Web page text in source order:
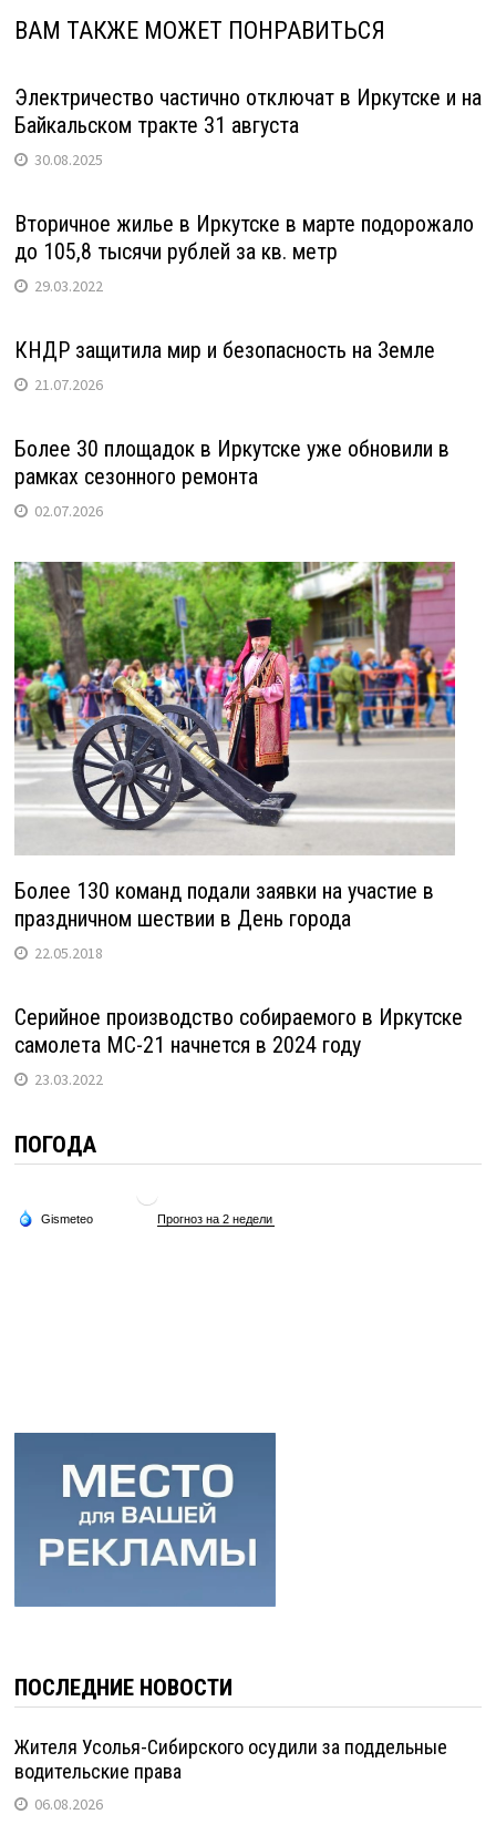
ВАМ ТАКЖЕ МОЖЕТ ПОНРАВИТЬСЯ
Электричество частично отключат в Иркутске и на
Байкальском тракте 31 августа
30.08.2025
Вторичное жилье в Иркутске в марте подорожало
до 105,8 тысячи рублей за кв. метр
29.03.2022
КНДР защитила мир и безопасность на Земле
21.07.2026
Более 30 площадок в Иркутске уже обновили в
рамках сезонного ремонта
02.07.2026
Более 130 команд подали заявки на участие в
праздничном шествии в День города
22.05.2018
Серийное производство собираемого в Иркутске
самолета МС-21 начнется в 2024 году
23.03.2022
ПОГОДА
ПОСЛЕДНИЕ НОВОСТИ
Жителя Усолья-Сибирского осудили за поддельные
водительские права
06.08.2026